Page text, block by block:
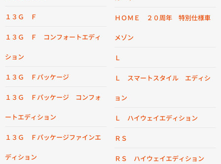
１３Ｇ Ｆ
１３Ｇ Ｆ コンフォートエディ
ション
１３Ｇ Ｆパッケージ
１３Ｇ Ｆパッケージ コンフォ
ートエディション
１３Ｇ Ｆパッケージファインエ
ディション
ＨＯＭＥ ２０周年 特別仕様車
メゾン
Ｌ
Ｌ スマートスタイル エディシ
ョン
Ｌ ハイウェイエディション
ＲＳ
ＲＳ ハイウェイエディション